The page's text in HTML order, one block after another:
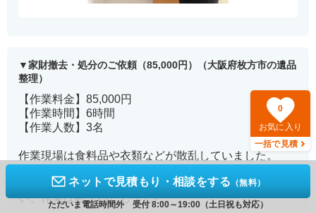
0
お気に入り
一括で見積
家財撤去・処分のご依頼（85,000円）（大阪府枚方市の遺品
整理）
【作業料金】85,000円
【作業時間】6時間
【作業人数】3名
作業現場は食料品や衣類などが散乱していました。
まず家財を梱包・搬出した後、汚れている箇所を洗
い、作業は終了いたしました。
ネットで見積もり・相談をする （無料）
ただいま電話時間外 受付 8:00～19:00（土日祝も対応）